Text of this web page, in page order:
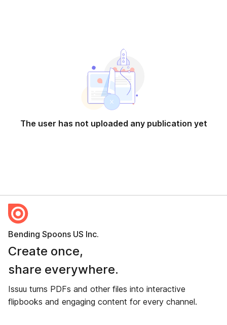
The user has not uploaded any publication yet
Bending Spoons US Inc.
Create once,
share everywhere.
Issuu turns PDFs and other files into interactive
flipbooks and engaging content for every channel.